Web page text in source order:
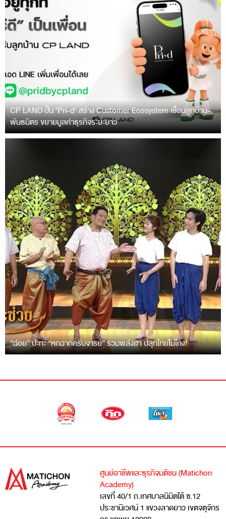
CP LAND ปั้น ‘Pri-d’ สร้าง Customer Ecosystem เชื่อมลูกบ้าน-
พันธมิตร ขยายมูลค่าธุรกิจระยะยาว
“ฉ่อย” ปะทะ “หกฉากครับจารย์” รวมพลังฮา ปลุกไทยไม่โกง!
ศูนย์อาชีพและธุรกิจมติชน (Matichon
Academy)
เลขที่ 40/1 ถ.เทศบาลนิมิตใต้ ซ.12
ประชานิเวศน์ 1 แขวงลาดยาว เขตจตุจักร